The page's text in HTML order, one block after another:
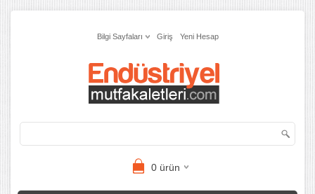
Bilgi Sayfaları Giriş Yeni Hesap
0ürün